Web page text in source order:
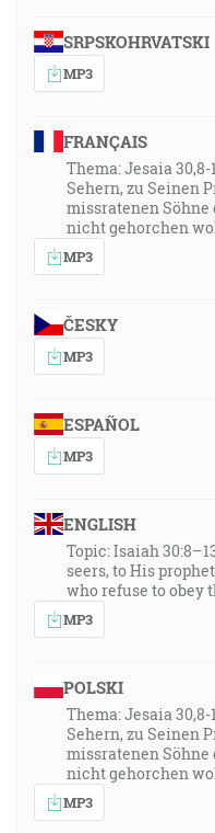
SRPSKOHRVATSKI
MP3
FRANÇAIS
Thema: Jesaia
Sehern, zu Seinen
missratenen Söhne
nicht gehorchen
MP3
ČESKY
MP3
ESPAÑOL
MP3
ENGLISH
Topic: Isaiah
seers, to His
who refuse to obey
MP3
POLSKI
Thema: Jesaia
Sehern, zu Seinen
missratenen Söhne
nicht gehorchen
MP3